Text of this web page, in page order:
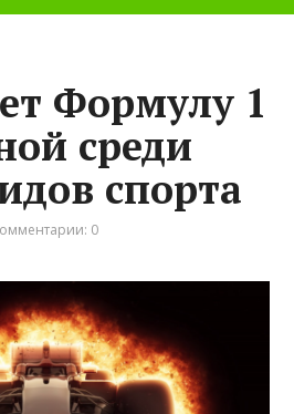
Формулу 1
среди
спорта
0